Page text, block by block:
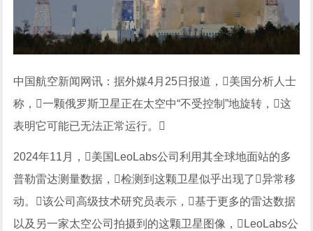
中国航空新闻网讯：据外媒4月25日报道，美国分析人士
称，一颗俄罗斯卫星正在太空中“不受控制”地旋转，这
表明它可能已无法正常运行。
2024年11月，美国LeoLabs公司利用其全球地面站的多
普勒雷达测量数据，检测到这颗卫星似乎出现了异常移
动。该公司高级技术研究员表示，基于更多的雷达数据
以及另一家太空公司拍摄到的这颗卫星图像，LeoLabs公